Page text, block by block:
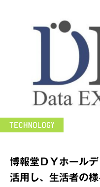
博報堂ＤＹホール
活用し、生活者の